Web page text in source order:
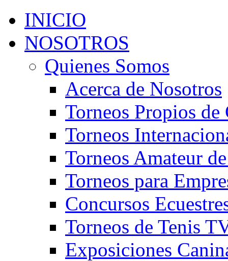
INICIO
NOSOTROS
Quienes Somos
Acerca de Nosotros
Torneos Propios
Torneos
Torneos Amateur
Torneos para
Concursos
Torneos de Tenis
Exposiciones